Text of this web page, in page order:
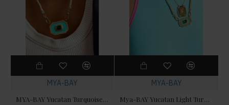
MYA-BAY
MYA-BAY Yucatan Turquoise Κολιέ
MYA-BAY
Mya-BAY Yucatan Light Turquoise Κολιέ